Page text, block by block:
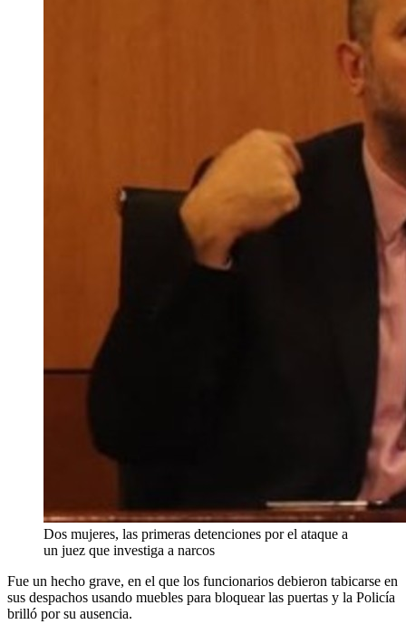
Dos mujeres, las primeras detenciones por el ataque a
un juez que investiga a narcos
Fue un hecho grave, en el que los funcionarios debieron tabicarse en
sus despachos usando muebles para bloquear las puertas y la Policía
brilló por su ausencia.